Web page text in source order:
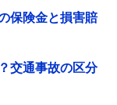
保険金と損害賠
交通事故の区分